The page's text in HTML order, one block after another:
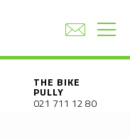
THE BIKE
PULLY
021 711 12 80